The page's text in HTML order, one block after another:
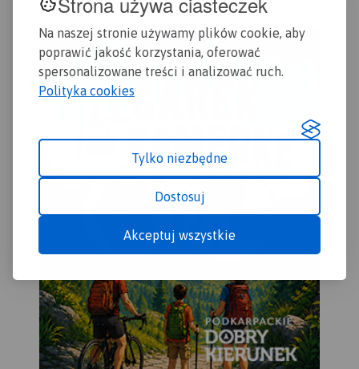
Na naszej stronie używamy plików cookie, aby
poprawić jakość korzystania, oferować
spersonalizowane treści i analizować ruch.
Polityka cookies
Tylko niezbędne
Dostosuj
Akceptuj wszystkie
okolice Pucka. Rok wydania